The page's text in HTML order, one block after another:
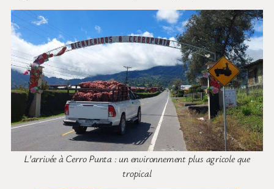
L’arrivée à Cerro Punta : un environnement plus agricole que
tropical